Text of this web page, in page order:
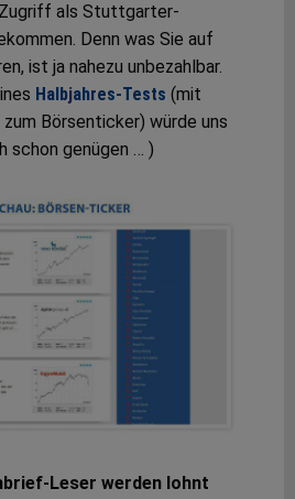
als Stuttgarter-
Denn was Sie auf
ist ja nahezu unbezahlbar.
Halbjahres-Tests (mit
Börsenticker) würde uns
schon genügen … )
Leser werden lohnt